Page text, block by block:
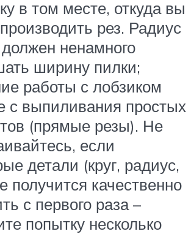
в том месте, откуда вы
рез. Радиус
ненамного
ширину пилки;
работы с лобзиком
с выпиливания простых
(прямые резы). Не
если
детали (круг, радиус,
получится качественно
с первого раза –
попытку несколько